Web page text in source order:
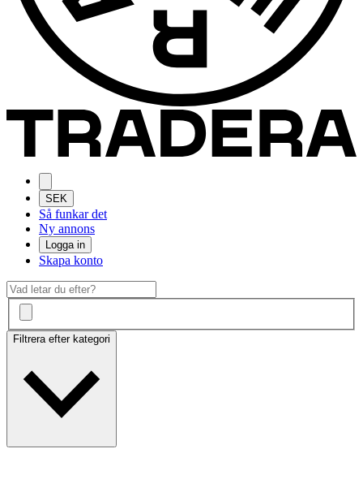
SEK
Så funkar det
Ny annons
Logga in
Skapa konto
Filtrera efter kategori